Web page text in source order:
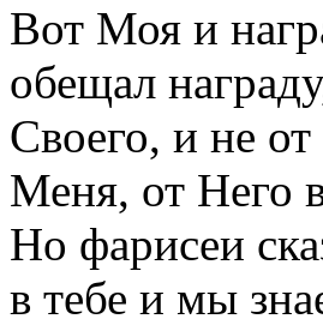
Вот Моя и
обещал
Своего, и не
Меня, от Него
Но фарисеи
в тебе и мы